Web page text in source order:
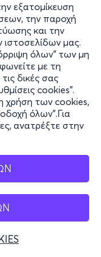
εξατομίκευση
την παροχή
και την
μας.
όλων" των μη
με τη
δικές σας
cookies".
χρήση των cookies,
όλων".Για
ανατρέξτε στην